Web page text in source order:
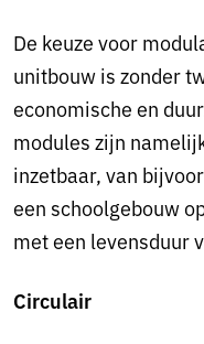
De keuze voor
unitbouw is zonder
economische en
modules zijn
inzetbaar, van
een schoolgebouw
met een levensduur
Circulair